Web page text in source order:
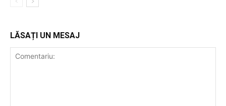
LĂSAȚI UN MESAJ